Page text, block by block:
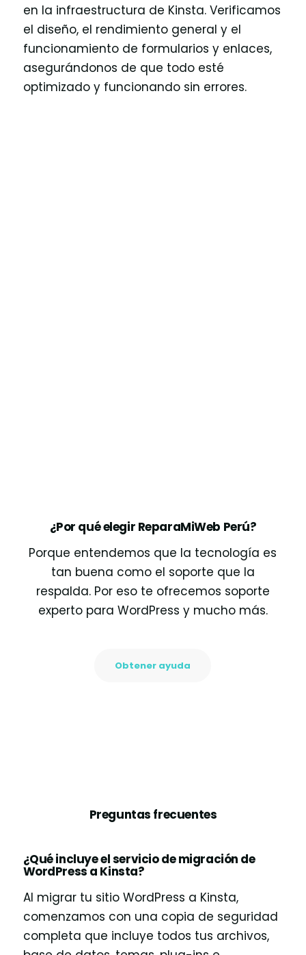
en la infraestructura de Kinsta. Verificamos
el diseño, el rendimiento general y el
funcionamiento de formularios y enlaces,
asegurándonos de que todo esté
optimizado y funcionando sin errores.
¿Por qué elegir ReparaMiWeb Perú?
Porque entendemos que la tecnología es
tan buena como el soporte que la
respalda. Por eso te ofrecemos soporte
experto para WordPress y mucho más.
Obtener ayuda
Preguntas frecuentes
¿Qué incluye el servicio de migración de
WordPress a Kinsta?
Al migrar tu sitio WordPress a Kinsta,
comenzamos con una copia de seguridad
completa que incluye todos tus archivos,